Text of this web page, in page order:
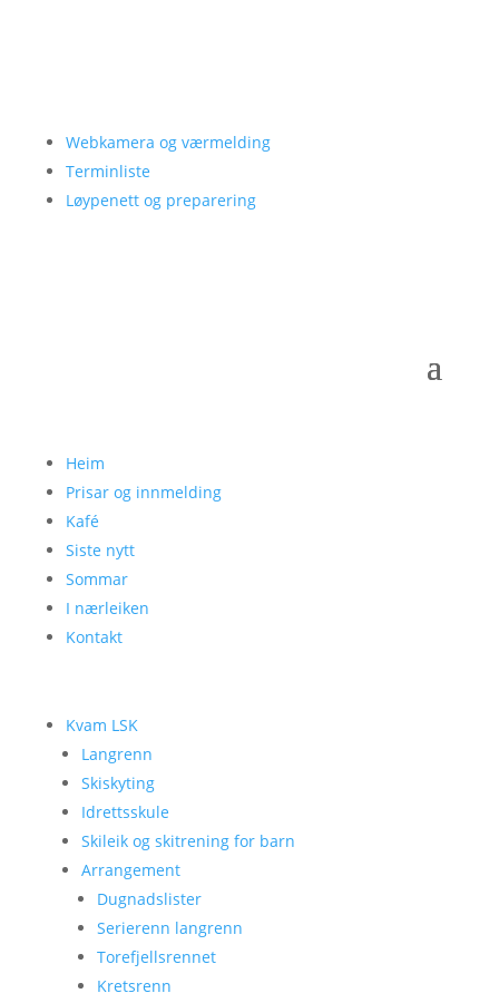
Webkamera og værmelding
Terminliste
Løypenett og preparering
Heim
Prisar og innmelding
Kafé
Siste nytt
Sommar
I nærleiken
Kontakt
Kvam LSK
Langrenn
Skiskyting
Idrettsskule
Skileik og skitrening for barn
Arrangement
Dugnadslister
Serierenn langrenn
Torefjellsrennet
Kretsrenn